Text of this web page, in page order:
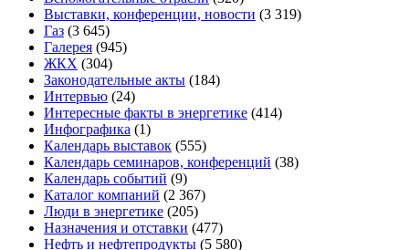
Выставки, конференции, новости (3 319)
Газ (3 645)
Галерея (945)
ЖКХ (304)
Законодательные акты (184)
Интервью (24)
Интересные факты в энергетике (414)
Инфографика (1)
Календарь выставок (555)
Календарь семинаров, конференций (38)
Календарь событий (9)
Каталог компаний (2 367)
Люди в энергетике (205)
Назначения и отставки (477)
Нефть и нефтепродукты (5 580)